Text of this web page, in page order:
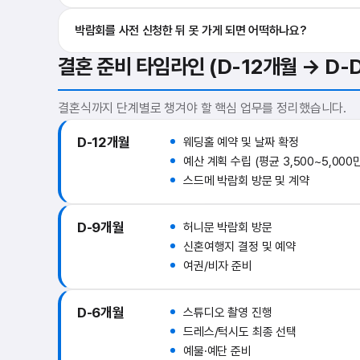
박람회를 사전 신청한 뒤 못 가게 되면 어떡하나요?
결혼 준비 타임라인 (D-12개월 → D-
결혼식까지 단계별로 챙겨야 할 핵심 업무를 정리했습니다.
D-12개월
웨딩홀 예약 및 날짜 확정
예산 계획 수립 (평균 3,500~5,000
스드메 박람회 방문 및 계약
D-9개월
허니문 박람회 방문
신혼여행지 결정 및 예약
여권/비자 준비
D-6개월
스튜디오 촬영 진행
드레스/턱시도 최종 선택
예물·예단 준비